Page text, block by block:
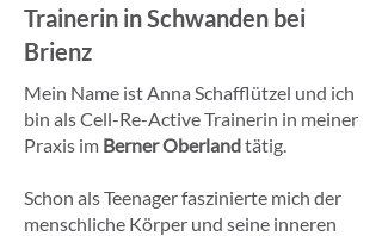
Trainerin in Schwanden bei
Brienz
Mein Name ist Anna Schafflützel und ich
bin als Cell-Re-Active Trainerin in meiner
Praxis im Berner Oberlandtätig.
Schon als Teenager faszinierte mich der
menschliche Körper und seine inneren